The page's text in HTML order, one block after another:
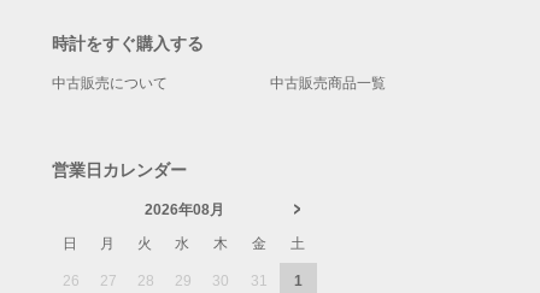
時計をすぐ購入する
中古販売について 中古販売商品一覧
営業日カレンダー
2026年08月
日
月 火 水 木 金 土
26 27 28 29 30 31 1